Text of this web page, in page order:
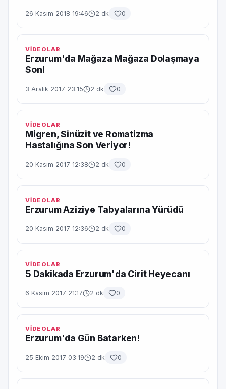
26 Kasım 2018 19:46 2 dk 0
VİDEOLAR
Erzurum'da Mağaza Mağaza Dolaşmaya
Son!
3 Aralık 2017 23:15 2 dk 0
VİDEOLAR
Migren, Sinüzit ve Romatizma
Hastalığına Son Veriyor!
20 Kasım 2017 12:38 2 dk 0
VİDEOLAR
Erzurum Aziziye Tabyalarına Yürüdü
20 Kasım 2017 12:36 2 dk 0
VİDEOLAR
5 Dakikada Erzurum'da Cirit Heyecanı
6 Kasım 2017 21:17 2 dk 0
VİDEOLAR
Erzurum'da Gün Batarken!
25 Ekim 2017 03:19 2 dk 0